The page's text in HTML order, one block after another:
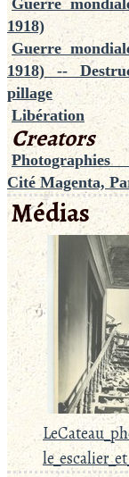
Guerre
1918)
Guerre
1918) --
pillage
Libération
Creators
Photographies
Cité Magenta,
Médias